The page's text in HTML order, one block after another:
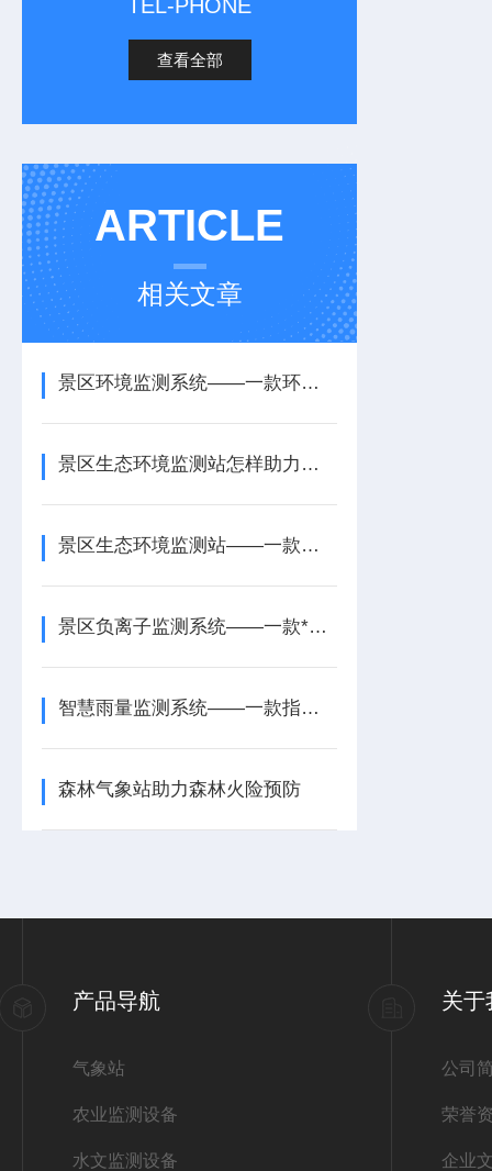
TEL-PHONE
查看全部
ARTICLE
相关文章
景区环境监测系统——一款环境评估的景区生态环境监测站2026+派+送
景区生态环境监测站怎样助力文旅项目提升生态竞争力
景区生态环境监测站——一款降低环境风险的矿山生态环境监测站2025+派+送
景区负离子监测系统——一款*的景区生态环境监测站2024全+境+派+送
智慧雨量监测系统——一款指导防洪调度的滑坡雨量监测系统2025+派+送
森林气象站助力森林火险预防
产品导航
气象站
农业监测设备
水文监测设备
关于
公司
荣誉
企业